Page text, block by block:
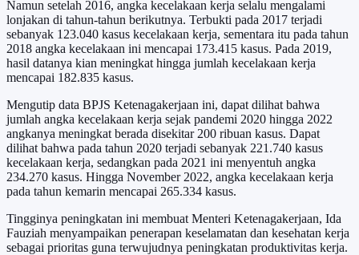
Namun setelah 2016, angka kecelakaan kerja selalu mengalami
lonjakan di tahun-tahun berikutnya. Terbukti pada 2017 terjadi
sebanyak 123.040 kasus kecelakaan kerja, sementara itu pada tahun
2018 angka kecelakaan ini mencapai 173.415 kasus. Pada 2019,
hasil datanya kian meningkat hingga jumlah kecelakaan kerja
mencapai 182.835 kasus.
Mengutip data BPJS Ketenagakerjaan ini, dapat dilihat bahwa
jumlah angka kecelakaan kerja sejak pandemi 2020 hingga 2022
angkanya meningkat berada disekitar 200 ribuan kasus. Dapat
dilihat bahwa pada tahun 2020 terjadi sebanyak 221.740 kasus
kecelakaan kerja, sedangkan pada 2021 ini menyentuh angka
234.270 kasus. Hingga November 2022, angka kecelakaan kerja
pada tahun kemarin mencapai 265.334 kasus.
Tingginya peningkatan ini membuat Menteri Ketenagakerjaan, Ida
Fauziah menyampaikan penerapan keselamatan dan kesehatan kerja
sebagai prioritas guna terwujudnya peningkatan produktivitas kerja.